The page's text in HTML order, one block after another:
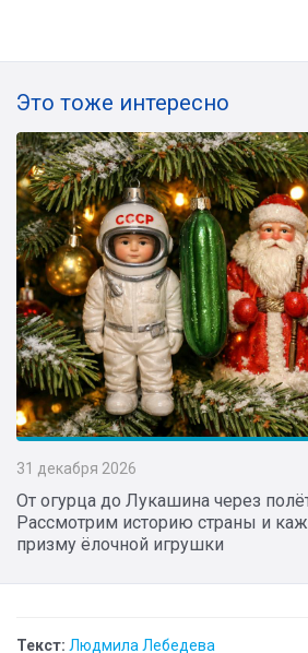
Это тоже интересно
31 декабря 2026
От огурца до Лукашина через
Рассмотрим историю страны и
призму ёлочной игрушки
Текст: Людмила Лебедева